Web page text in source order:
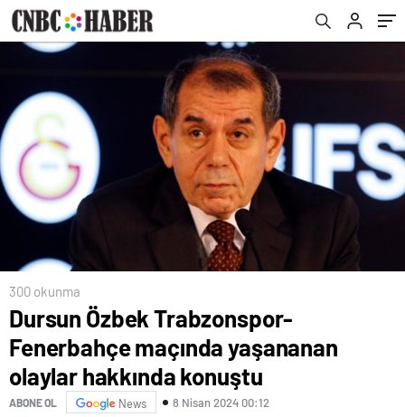
konuştu
300 okunma
Dursun Özbek Trabzonspor-
Fenerbahçe maçında yaşananan
olaylar hakkında konuştu
ABONE OL News 8 Nisan 2024 00:12